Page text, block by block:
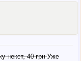
некст, 40 грнУже